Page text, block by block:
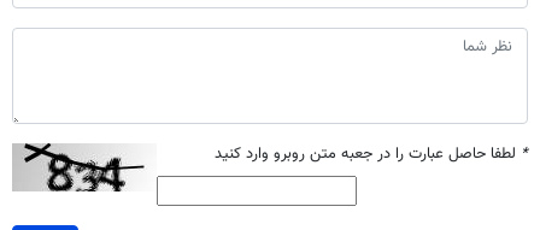
* لطفا حاصل عبارت را در جعبه متن روبرو وارد کنید